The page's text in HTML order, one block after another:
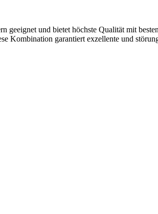
und bietet höchste Qualität mit
garantiert exzellente und